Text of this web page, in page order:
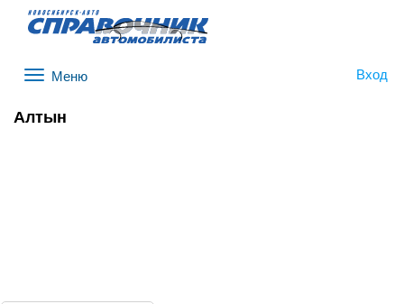
Вход
Алтын